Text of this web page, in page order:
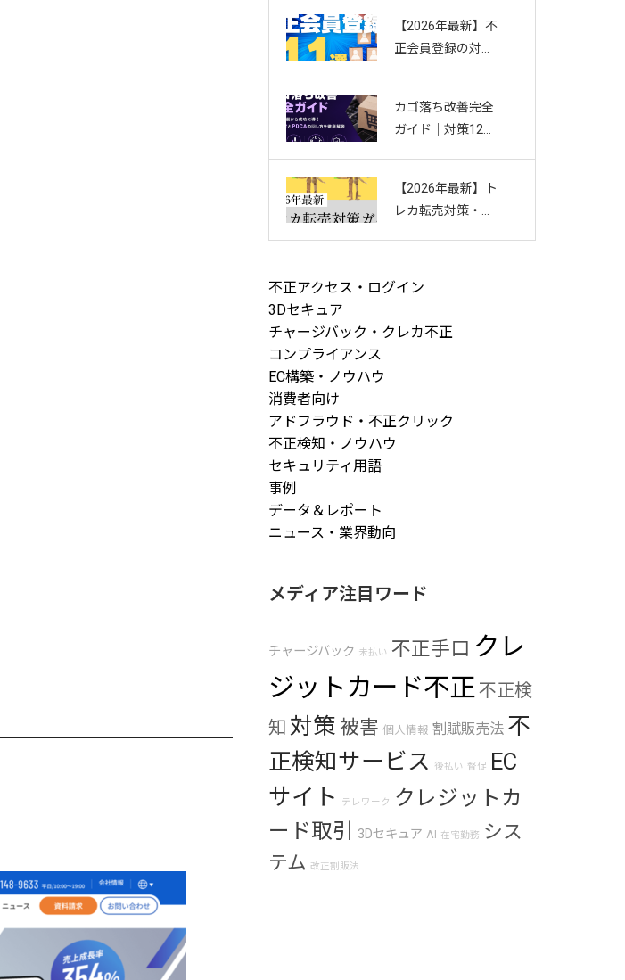
【2026年最新】不
正会員登録の対策
アドを防ぐお悩み
別ガイド
カゴ落ち改善完全
ガイド｜対策12選
回し方を徹底解説
【2026年最新】ト
レカ転売対策・完
不正アクセス・ログイン
3Dセキュア
チャージバック・クレカ不正
コンプライアンス
EC構築・ノウハウ
消費者向け
アドフラウド・不正クリック
不正検知・ノウハウ
セキュリティ用語
事例
データ＆レポート
ニュース・業界動向
メディア注目ワード
チャージバック 未払い 不正手口 クレ
ジットカード不正不正検
知 対策 被害 個人情報 割賦販売法 不
正検知サービス
後払い 督促 EC
サイト
テレワーク
クレジットカ
ード取引
3Dセキュア AI 在宅勤務 シス
テム 改正割販法